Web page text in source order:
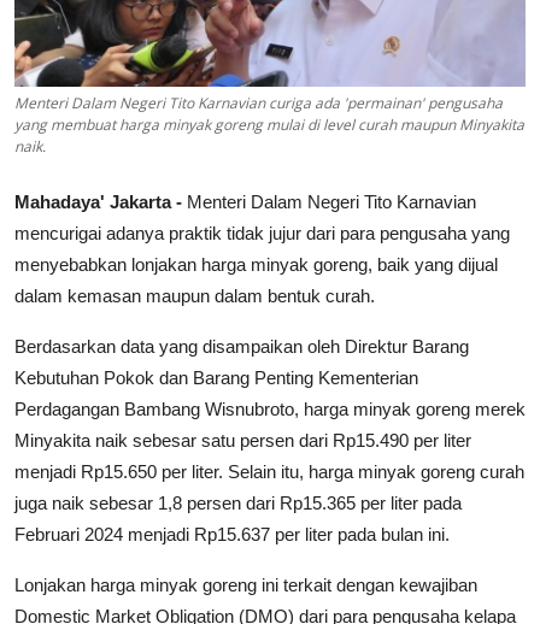
Menteri Dalam Negeri Tito Karnavian curiga ada 'permainan' pengusaha
yang membuat harga minyak goreng mulai di level curah maupun Minyakita
naik.
Mahadaya' Jakarta - Menteri Dalam Negeri Tito Karnavian
mencurigai adanya praktik tidak jujur dari para pengusaha yang
menyebabkan lonjakan harga minyak goreng, baik yang dijual
dalam kemasan maupun dalam bentuk curah.
Berdasarkan data yang disampaikan oleh Direktur Barang
Kebutuhan Pokok dan Barang Penting Kementerian
Perdagangan Bambang Wisnubroto, harga minyak goreng merek
Minyakita naik sebesar satu persen dari Rp15.490 per liter
menjadi Rp15.650 per liter. Selain itu, harga minyak goreng curah
juga naik sebesar 1,8 persen dari Rp15.365 per liter pada
Februari 2024 menjadi Rp15.637 per liter pada bulan ini.
Lonjakan harga minyak goreng ini terkait dengan kewajiban
Domestic Market Obligation (DMO) dari para pengusaha kelapa